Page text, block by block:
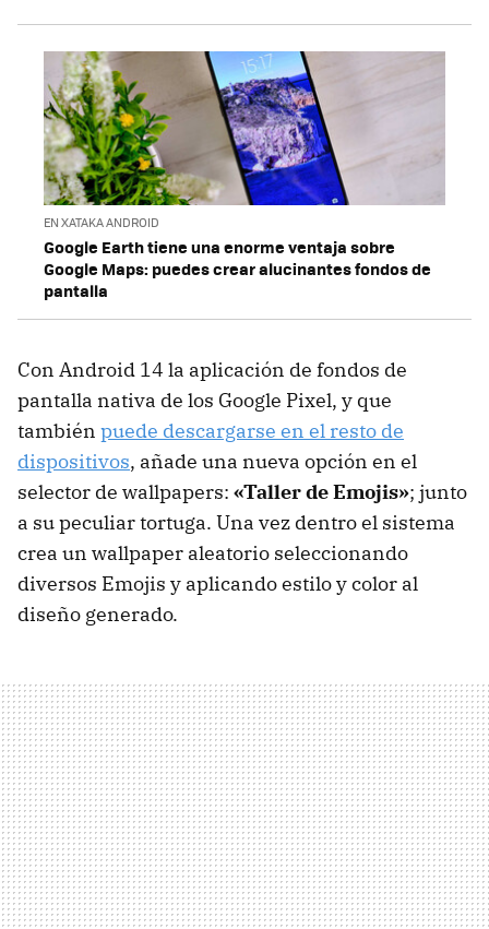
EN XATAKA ANDROID
Google Earth tiene una enorme ventaja sobre
Google Maps: puedes crear alucinantes fondos de
pantalla
Con Android 14 la aplicación de fondos de
pantalla nativa de los Google Pixel, y que
también puede descargarse en el resto de
dispositivos, añade una nueva opción en el
selector de wallpapers: «Taller de Emojis»; junto
a su peculiar tortuga. Una vez dentro el sistema
crea un wallpaper aleatorio seleccionando
diversos Emojis y aplicando estilo y color al
diseño generado.